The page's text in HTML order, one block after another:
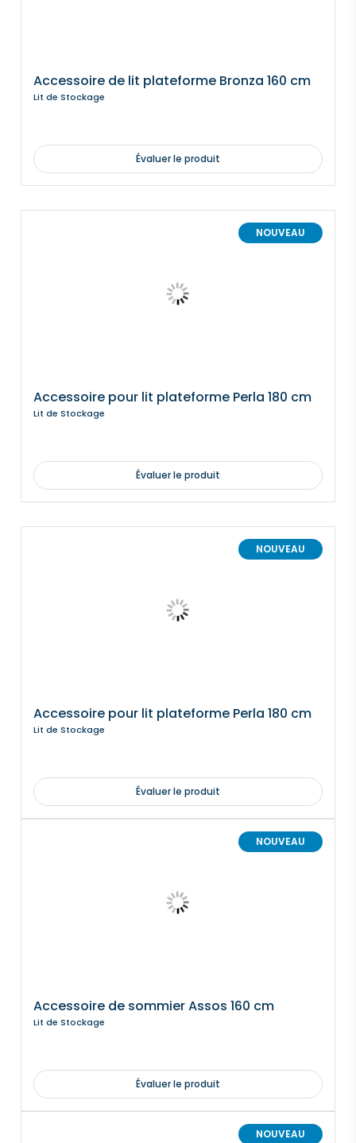
Accessoire de lit plateforme Bronza 160 cm
Lit de Stockage
Évaluer le produit
NOUVEAU
Accessoire pour lit plateforme Perla 180 cm
Lit de Stockage
Évaluer le produit
NOUVEAU
Accessoire pour lit plateforme Perla 180 cm
Lit de Stockage
Évaluer le produit
NOUVEAU
Accessoire de sommier Assos 160 cm
Lit de Stockage
Évaluer le produit
NOUVEAU